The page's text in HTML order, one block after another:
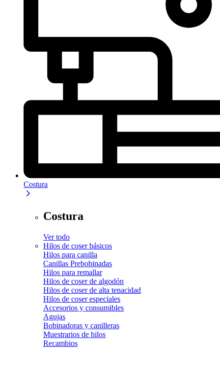
Costura
Costura
Ver todo
Hilos de coser básicos
Hilos para canilla
Canillas Prebobinadas
Hilos para remallar
Hilos de coser de algodón
Hilos de coser de alta tenacidad
Hilos de coser especiales
Accesorios y consumibles
Agujas
Bobinadoras y canilleras
Muestrarios de hilos
Recambios